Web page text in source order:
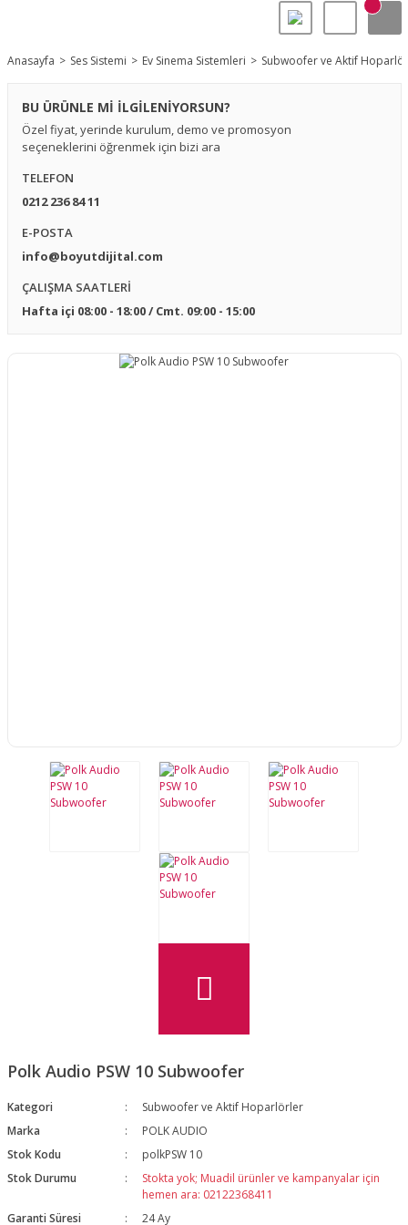
Anasayfa Ses Sistemi Ev Sinema Sistemleri Subwoofer ve Aktif
BU ÜRÜNLE Mİ İLGİLENİYORSUN?
Özel fiyat, yerinde kurulum, demo ve promosyon
seçeneklerini öğrenmek için bizi ara
TELEFON
0212 236 84 11
E-POSTA
info@boyutdijital.com
ÇALIŞMA SAATLERİ
Hafta içi 08:00 - 18:00 / Cmt. 09:00 - 15:00
Polk Audio PSW 10 Subwoofer
Kategori
Subwoofer ve Aktif Hoparlörler
Marka
POLK AUDIO
Stok Kodu
polkPSW 10
Stok Durumu
Stokta yok; Muadil ürünler ve kampanyalar için
hemen ara: 02122368411
Garanti Süresi
24 Ay